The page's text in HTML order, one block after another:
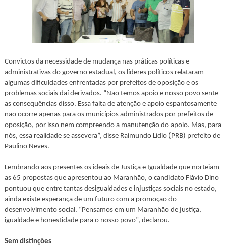
Convictos da necessidade de mudança nas práticas políticas e
administrativas do governo estadual, os líderes políticos relataram
algumas dificuldades enfrentadas por prefeitos de oposição e os
problemas sociais daí derivados. “Não temos apoio e nosso povo sente
as consequências disso. Essa falta de atenção e apoio espantosamente
não ocorre apenas para os municípios administrados por prefeitos de
oposição, por isso nem compreendo a manutenção do apoio. Mas, para
nós, essa realidade se assevera”, disse Raimundo Lídio (PRB) prefeito de
Paulino Neves.
Lembrando aos presentes os ideais de Justiça e Igualdade que norteiam
as 65 propostas que apresentou ao Maranhão, o candidato Flávio Dino
pontuou que entre tantas desigualdades e injustiças sociais no estado,
ainda existe esperança de um futuro com a promoção do
desenvolvimento social. “Pensamos em um Maranhão de justiça,
igualdade e honestidade para o nosso povo”, declarou.
Sem distinções